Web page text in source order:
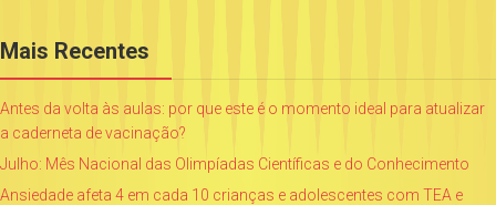
Mais Recentes
Antes da volta às aulas: por que este é o momento ideal para atualizar
a caderneta de vacinação?
Julho: Mês Nacional das Olimpíadas Científicas e do Conhecimento
Ansiedade afeta 4 em cada 10 crianças e adolescentes com TEA e